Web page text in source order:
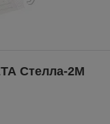
Стелла-2М